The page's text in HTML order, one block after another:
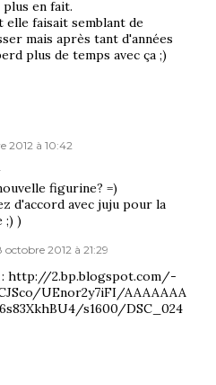
en fait.
elle faisait semblant de
mais après tant d'années
plus de temps avec ça ;)
2012 à 10:42
figurine? =)
d'accord avec juju pour la
;) )
octobre 2012 à 21:29
: http://2.bp.blogspot.com/-
UEnor2y7iFI/AAAAAAA
s1600/DSC_024